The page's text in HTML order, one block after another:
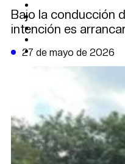
POLÍTICA
CAMBIO
DE LA TRIBUNA TV
Bajo la conducción
intención es
27 de mayo de 2026